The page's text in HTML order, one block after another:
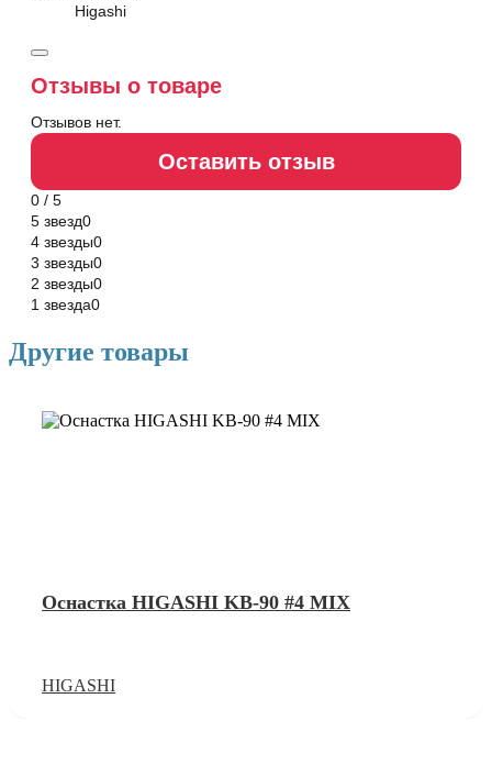
Higashi
Отзывы о товаре
Отзывов нет.
Оставить отзыв
0 / 5
5 звезд0
4 звезды0
3 звезды0
2 звезды0
1 звезда0
Другие товары
Оснастка HIGASHI KB-90 #4 MIX
HIGASHI